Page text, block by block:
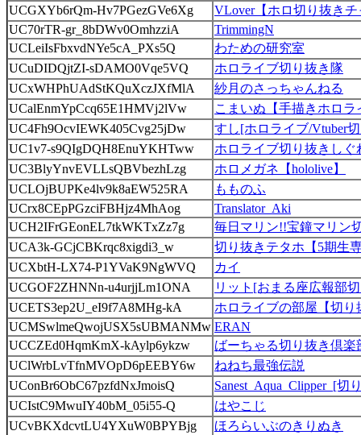
UCGXYb6rQm-Hv7PGezGVe6Xg
VLover【ホロ切り抜き
UC70rTR-gr_8bDWv0OmhzziA
TrimmingN
UCLeiIsFbxvdNYe5cA_PXs5Q
わための研究室
UCuDIDQjtZI-sDAMO0Vqe5VQ
ホロライブ切り抜き隊
UCxWHPhUAdStKQuXczJXfMlA
紗月のさっちゃんねる
UCalEnmYpCcq65E1HMVj2lVw
こまいぬ【手描きホロラ
UC4Fh9OcvIEWK405Cvg25jDw
すし[ホロライブ/Vtuber
UC1v7-s9QIgDQH8EnuYKHTww
ホロライブ切り抜きしぐ
UC3BlyYnvEVLLsQBVbezhLzg
ホロメガネ【hololive】
UCLOjBUPKe4lv9k8aEW525RA
もものふ
UCrx8CEpPGzciFBHjz4MhAog
Translator_Aki
UCH2IFrGEonEL7tkWKTxZz7g
毎日マリン!!宝鐘マリン
UCA3k-GCjCBKrqc8xigdi3_w
切り抜きテタホ【5期生
UCXbtH-LX74-P1YVaK9NgWVQ
カイ
UCGOF2ZHNNn-u4urjjLm1ONA
リット[おまる座広報部
UCETS3ep2U_eI9f7A8MHg-kA
ホロライブの部屋【切り
UCMSwlmeQwojUSX5sUBMANMw ERAN
UCCZEd0HqmKmX-kAylp6ykzw
ばーちゃる切り抜き倶楽
UClWrbLvTfnMVOpD6pEEBY6w
ねねち最強伝説
UConBr6ObC67pzfdNxJmoisQ
Sanest_Aqua_Clipper_[切
UCIstC9MwuIY40bM_05i55-Q
はやこじ
UCvBKXdcvtLU4YXuW0BPYBjg
ほろらいぶのきりぬき